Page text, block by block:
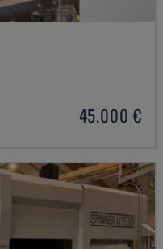
45.000 €